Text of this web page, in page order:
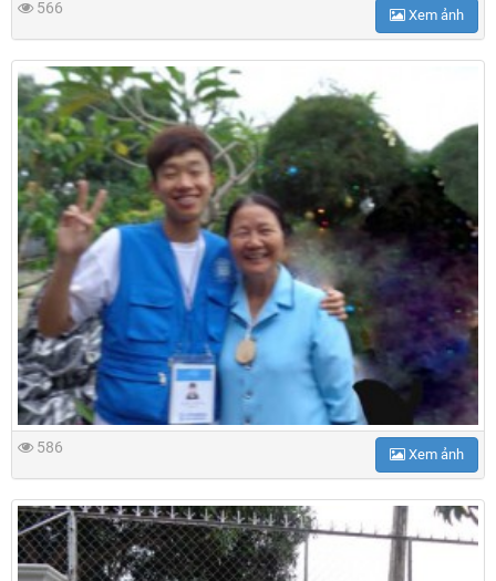
566 Xem ảnh
586 Xem ảnh